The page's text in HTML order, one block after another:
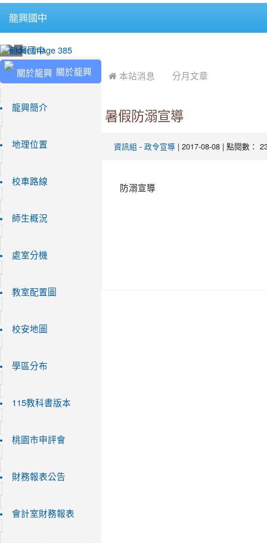
龍興國中
:::
關於龍興
龍興簡介
地理位置
校車路線
師生概況
處室分機
教室配置圖
校安地圖
學區分布
115教科書版本
桃園市申評會
財務報表公告
會計室財務報表
 本站消息 分月文章
暑假防溺宣導
資訊組 - 政令宣導 | 2017-08-08 | 點閱數：
防溺宣導